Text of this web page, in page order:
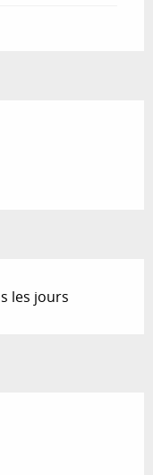
les jours